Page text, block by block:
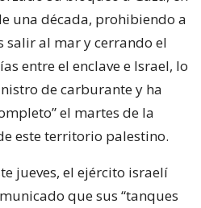
una década, prohibiendo a
salir al mar y cerrando el
entre el enclave e Israel, lo
de carburante y ha
el martes de la
este territorio palestino.
jueves, el ejército israelí
que sus “tanques